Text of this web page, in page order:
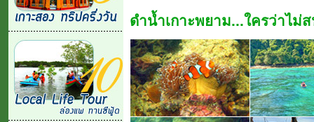
ดำน้ำเกาะพยาม...ใครว่าไม่